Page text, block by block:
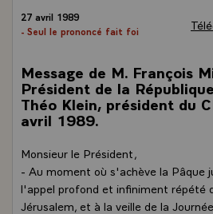
27 avril 1989
- Seul le prononcé fait foi
Message de M. François
Président de la
Théo Klein, président du
avril 1989.
Monsieur le Président,
- Au moment où s'achève la Pâque
l'appel profond et infiniment répété
Jérusalem, et à la veille de la